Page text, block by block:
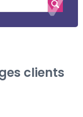
clients